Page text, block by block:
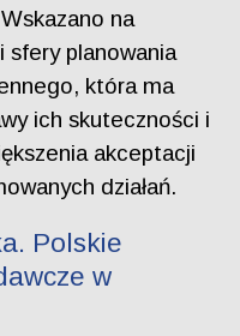
na
sfery planowania
która ma
ich skuteczności i
akceptacji
działań.
Polskie
w